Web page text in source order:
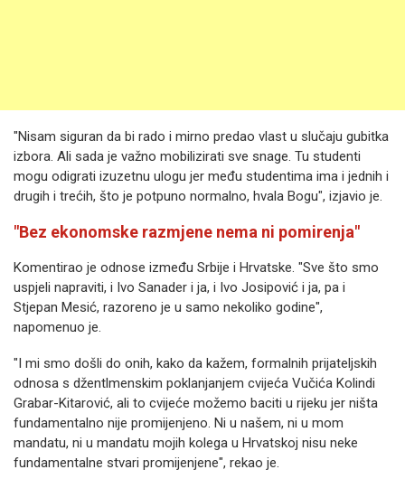
"Nisam siguran da bi rado i mirno predao vlast u slučaju gubitka
izbora. Ali sada je važno mobilizirati sve snage. Tu studenti
mogu odigrati izuzetnu ulogu jer među studentima ima i jednih i
drugih i trećih, što je potpuno normalno, hvala Bogu", izjavio je.
"Bez ekonomske razmjene nema ni pomirenja"
Komentirao je odnose između Srbije i Hrvatske. "Sve što smo
uspjeli napraviti, i Ivo Sanader i ja, i Ivo Josipović i ja, pa i
Stjepan Mesić, razoreno je u samo nekoliko godine",
napomenuo je.
"I mi smo došli do onih, kako da kažem, formalnih prijateljskih
odnosa s džentlmenskim poklanjanjem cvijeća Vučića Kolindi
Grabar-Kitarović, ali to cvijeće možemo baciti u rijeku jer ništa
fundamentalno nije promijenjeno. Ni u našem, ni u mom
mandatu, ni u mandatu mojih kolega u Hrvatskoj nisu neke
fundamentalne stvari promijenjene", rekao je.